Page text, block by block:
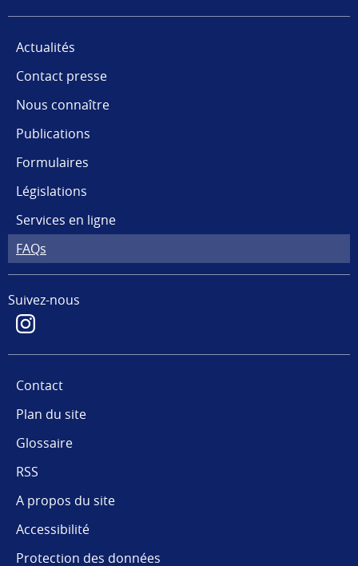
Actualités
Contact presse
Nous connaître
Publications
Formulaires
Législations
Services en ligne
FAQs
Suivez-nous
Contact
Plan du site
Glossaire
RSS
A propos du site
Accessibilité
Protection des données